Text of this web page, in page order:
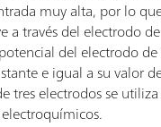
muy alta, por lo
a través del electrodo
del electrodo
e igual a su valor
tres electrodos se